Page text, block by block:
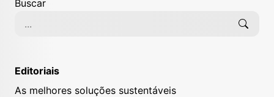
Buscar
Editoriais
As melhores soluções sustentáveis